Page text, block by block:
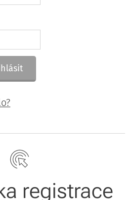
registrace